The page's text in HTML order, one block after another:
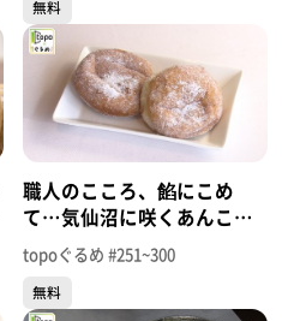
め】
無料
職人のこころ、餡にこめ
て…気仙沼に咲くあんこの
名店！「紅梅」（気仙沼市
魚町）＃297【topoぐる
め】
topoぐるめ #251~300
無料